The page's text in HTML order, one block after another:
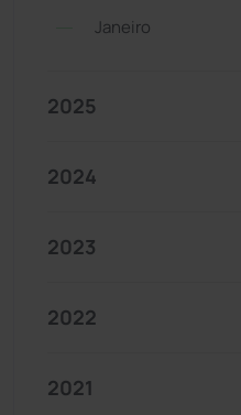
Janeiro
2025
2024
2023
2022
2021